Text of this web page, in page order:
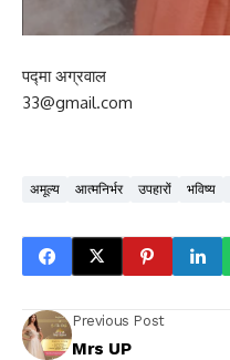
पद्मा अग्रवाल
33@gmail.com
अमूल्य आत्मनिर्भर उपहारों भविष्य
Previous Post
Mrs UP